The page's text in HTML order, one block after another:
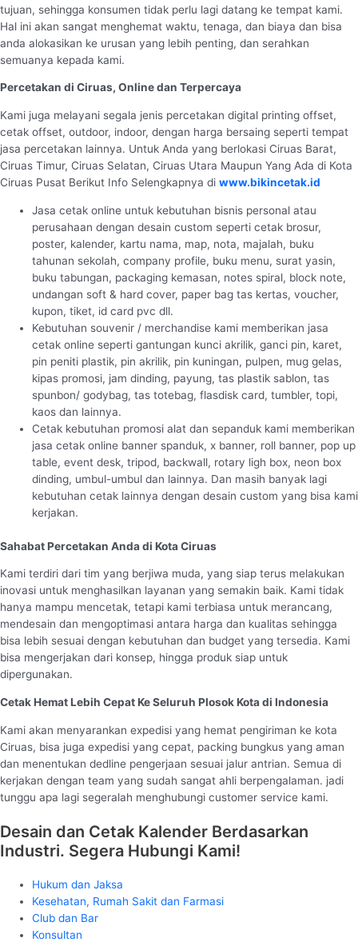
tujuan, sehingga konsumen tidak perlu lagi datang ke tempat kami.
Hal ini akan sangat menghemat waktu, tenaga, dan biaya dan bisa
anda alokasikan ke urusan yang lebih penting, dan serahkan
semuanya kepada kami.
Percetakan di Ciruas, Online dan Terpercaya
Kami juga melayani segala jenis percetakan digital printing offset,
cetak offset, outdoor, indoor, dengan harga bersaing seperti tempat
jasa percetakan lainnya. Untuk Anda yang berlokasi Ciruas Barat,
Ciruas Timur, Ciruas Selatan, Ciruas Utara Maupun Yang Ada di Kota
Ciruas Pusat Berikut Info Selengkapnya di www.bikincetak.id
Jasa cetak online untuk kebutuhan bisnis personal atau
perusahaan dengan desain custom seperti cetak brosur,
poster, kalender, kartu nama, map, nota, majalah, buku
tahunan sekolah, company profile, buku menu, surat yasin,
buku tabungan, packaging kemasan, notes spiral, block note,
undangan soft & hard cover, paper bag tas kertas, voucher,
kupon, tiket, id card pvc dll.
Kebutuhan souvenir / merchandise kami memberikan jasa
cetak online seperti gantungan kunci akrilik, ganci pin, karet,
pin peniti plastik, pin akrilik, pin kuningan, pulpen, mug gelas,
kipas promosi, jam dinding, payung, tas plastik sablon, tas
spunbon/ godybag, tas totebag, flasdisk card, tumbler, topi,
kaos dan lainnya.
Cetak kebutuhan promosi alat dan sepanduk kami memberikan
jasa cetak online banner spanduk, x banner, roll banner, pop up
table, event desk, tripod, backwall, rotary ligh box, neon box
dinding, umbul-umbul dan lainnya. Dan masih banyak lagi
kebutuhan cetak lainnya dengan desain custom yang bisa kami
kerjakan.
Sahabat Percetakan Anda di Kota Ciruas
Kami terdiri dari tim yang berjiwa muda, yang siap terus melakukan
inovasi untuk menghasilkan layanan yang semakin baik. Kami tidak
hanya mampu mencetak, tetapi kami terbiasa untuk merancang,
mendesain dan mengoptimasi antara harga dan kualitas sehingga
bisa lebih sesuai dengan kebutuhan dan budget yang tersedia. Kami
bisa mengerjakan dari konsep, hingga produk siap untuk
dipergunakan.
Cetak Hemat Lebih Cepat Ke Seluruh Plosok Kota di Indonesia
Kami akan menyarankan expedisi yang hemat pengiriman ke kota
Ciruas, bisa juga expedisi yang cepat, packing bungkus yang aman
dan menentukan dedline pengerjaan sesuai jalur antrian. Semua di
kerjakan dengan team yang sudah sangat ahli berpengalaman. jadi
tunggu apa lagi segeralah menghubungi customer service kami.
Desain dan Cetak Kalender Berdasarkan
Industri. Segera Hubungi Kami!
Hukum dan Jaksa
Kesehatan, Rumah Sakit dan Farmasi
Club dan Bar
Konsultan